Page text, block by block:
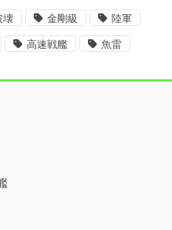
壊 金剛級 陸軍
高速戦艦 魚雷